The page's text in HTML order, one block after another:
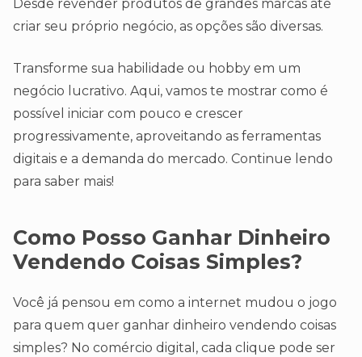
Desde revender produtos de grandes marcas até
criar seu próprio negócio, as opções são diversas.
Transforme sua habilidade ou hobby em um
negócio lucrativo. Aqui, vamos te mostrar como é
possível iniciar com pouco e crescer
progressivamente, aproveitando as ferramentas
digitais e a demanda do mercado. Continue lendo
para saber mais!
Como Posso Ganhar Dinheiro
Vendendo Coisas Simples?
Você já pensou em como a internet mudou o jogo
para quem quer ganhar dinheiro vendendo coisas
simples? No comércio digital, cada clique pode ser